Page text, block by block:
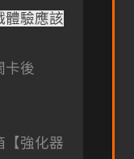
體驗應該
卡後
【強化器